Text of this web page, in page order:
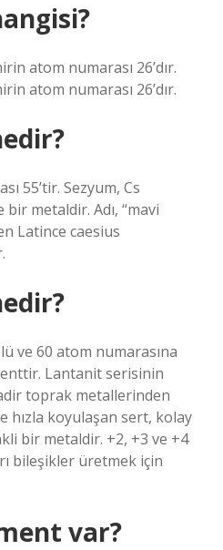
atom numarası 26’dır.
atom numarası 26’dır.
55’tir. Sezyum, Cs
metaldir. Adı, “mavi
Latince caesius
ve 60 atom numarasına
Lantanit serisinin
toprak metallerinden
hızla koyulaşan sert, kolay
bir metaldir. +2, +3 ve +4
bileşikler üretmek için
var?